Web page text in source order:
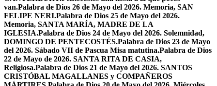
van.Palabra de Dios 26 de Mayo del 2026. Memoria, SAN
FELIPE NERI.Palabra de Dios 25 de Mayo del 2026.
Memoria, SANTA MARÍA, MADRE DE LA
IGLESIA.Palabra de Dios 24 de Mayo del 2026. Solemnidad,
DOMINGO DE PENTECOSTÉS.Palabra de Dios 23 de Mayo
del 2026. Sábado VII de Pascua Misa matutina.Palabra de Dios
22 de Mayo de 2026. SANTA RITA DE CASIA,
Religiosa.Palabra de Dios 21 de Mayo del 2026. SANTOS
CRISTÓBAL MAGALLANES y COMPAÑEROS